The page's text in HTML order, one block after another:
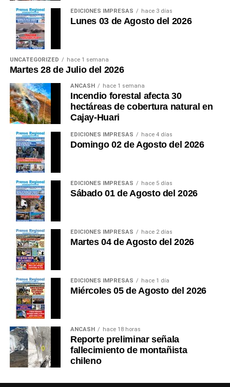
EDICIONES IMPRESAS hace 3 días
Lunes 03 de Agosto del 2026
UNCATEGORIZED hace 1 semana
Martes 28 de Julio del 2026
ANCASH hace 1 semana
Incendio forestal afecta 30
hectáreas de cobertura natural en
Cajay-Huari
EDICIONES IMPRESAS hace 4 días
Domingo 02 de Agosto del 2026
EDICIONES IMPRESAS hace 5 días
Sábado 01 de Agosto del 2026
EDICIONES IMPRESAS hace 2 días
Martes 04 de Agosto del 2026
EDICIONES IMPRESAS hace 1 día
Miércoles 05 de Agosto del 2026
ANCASH hace 18 horas
Reporte preliminar señala
fallecimiento de montañista
chileno